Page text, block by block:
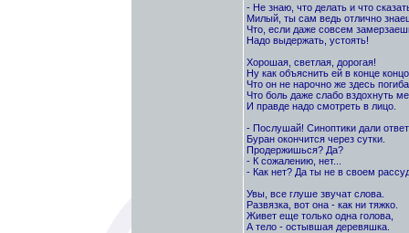
- Не знаю, что делать и что
Милый, ты сам ведь отлично
Что, если даже совсем
Надо выдержать, устоять!
Хорошая, светлая, дорогая!
Ну как объяснить ей в конце
Что он не нарочно же здесь
Что боль даже слабо вздохнуть
И правде надо смотреть в лицо.
- Послушай! Синоптики дали
Буран окончится через сутки.
Продержишься? Да?
- К сожалению, нет...
- Как нет? Да ты не в своем
Увы, все глуше звучат слова.
Развязка, вот она - как ни тяжко.
Живет еще только одна голова,
А тело - остывшая деревяшка.